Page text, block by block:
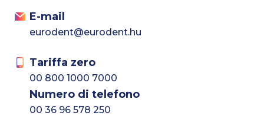
E-mail
eurodent@eurodent.hu
Tariffa zero
00 800 1000 7000
Numero di telefono
00 36 96 578 250